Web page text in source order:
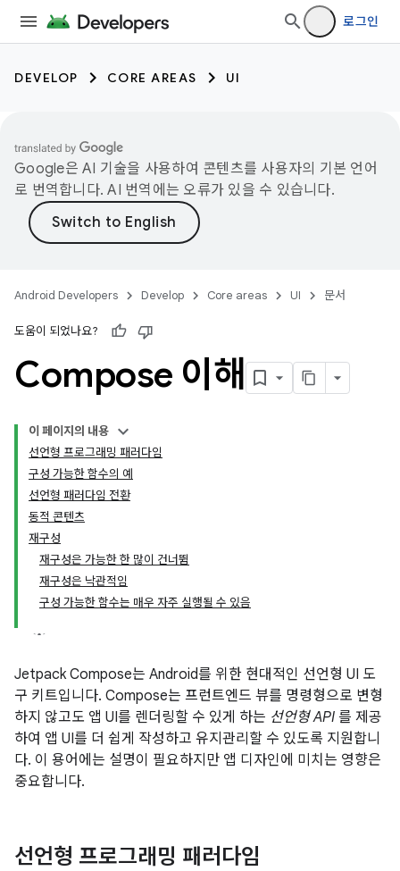
로그인
DEVELOP CORE AREAS UI
Google은 AI 기술을 사용하여 콘텐츠를 사용자의 기본 언어
로 번역합니다. AI 번역에는 오류가 있을 수 있습니다.
Android Developers Develop Core areas UI 문서
도움이 되었나요?
Compose 이해
이 페이지의 내용
선언형 프로그래밍 패러다임
구성 가능한 함수의 예
선언형 패러다임 전환
동적 콘텐츠
재구성
재구성은 가능한 한 많이 건너뜀
재구성은 낙관적임
구성 가능한 함수는 매우 자주 실행될 수 있음
Jetpack Compose는 Android를 위한 현대적인 선언형 UI 도
구 키트입니다. Compose는 프런트엔드 뷰를 명령형으로 변형
하지 않고도 앱 UI를 렌더링할 수 있게 하는 선언형 API 를 제공
하여 앱 UI를 더 쉽게 작성하고 유지관리할 수 있도록 지원합니
다. 이 용어에는 설명이 필요하지만 앱 디자인에 미치는 영향은
중요합니다.
선언형 프로그래밍 패러다임